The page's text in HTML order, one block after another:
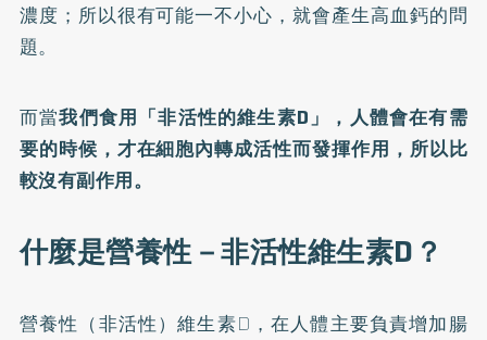
濃度；所以很有可能一不小心，就會產生高血鈣的問
題。
而當我們食用「非活性的維生素D」，人體會在有需
要的時候，才在細胞內轉成活性而發揮作用，所以比
較沒有副作用。
什麼是營養性－非活性維生素D？
營養性（非活性）維生素D，在人體主要負責增加腸